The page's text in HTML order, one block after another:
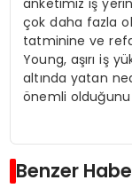
anketimiz iş
çok daha fazla
tatminine ve
Young, aşırı iş
altında yatan
önemli olduğunu
Benzer